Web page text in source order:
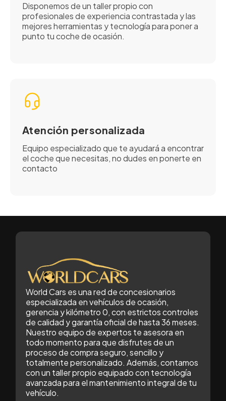
Disponemos de un taller propio con
profesionales de experiencia contrastada y las
mejores herramientas y tecnología para poner a
punto tu coche de ocasión.
Atención personalizada
Equipo especializado que te ayudará a encontrar
el coche que necesitas, no dudes en ponerte en
contacto
World Cars es una red de concesionarios
especializada en vehículos de ocasión,
gerencia y kilómetro 0, con estrictos controles
de calidad y garantía oficial de hasta 36 meses.
Nuestro equipo de expertos te asesora en
todo momento para que disfrutes de un
proceso de compra seguro, sencillo y
totalmente personalizado. Además, contamos
con un taller propio equipado con tecnología
avanzada para el mantenimiento integral de tu
vehículo.